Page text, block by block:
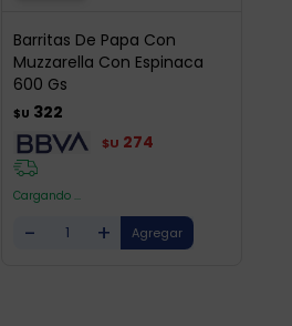
Barritas De Papa Con
Muzzarella Con Espinaca
600 Gs
$U 322
$U 274
Cargando ...
- +